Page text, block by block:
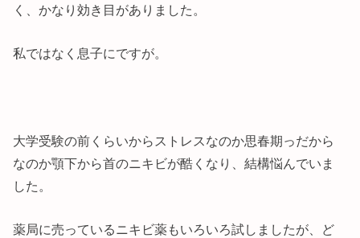
く、かなり効き目がありました。
私ではなく息子にですが。
大学受験の前くらいからストレスなのか思春期っだから
なのか顎下から首のニキビが酷くなり、結構悩んでいま
した。
薬局に売っているニキビ薬もいろいろ試しましたが、ど